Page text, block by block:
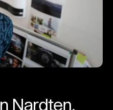
Nardten,